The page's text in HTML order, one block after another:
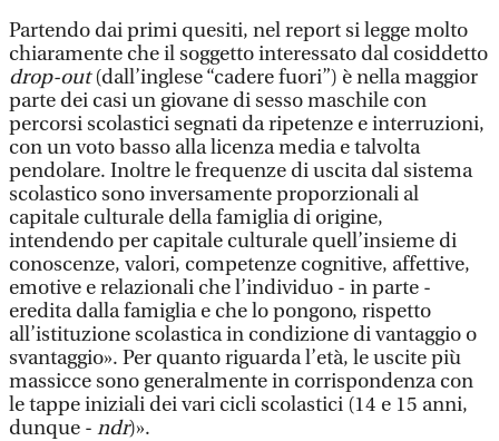
Partendo dai primi quesiti, nel report si legge molto
chiaramente che il soggetto interessato dal cosiddetto
drop-out(dall’inglese “cadere fuori”) è nella maggior
parte dei casi un giovane di sesso maschile con
percorsi scolastici segnati da ripetenze e interruzioni,
con un voto basso alla licenza media e talvolta
pendolare. Inoltre le frequenze di uscita dal sistema
scolastico sono inversamente proporzionali al
capitale culturale della famiglia di origine,
intendendo per capitale culturale quell’insieme di
conoscenze, valori, competenze cognitive, affettive,
emotive e relazionali che l’individuo - in parte -
eredita dalla famiglia e che lo pongono, rispetto
all’istituzione scolastica in condizione di vantaggio o
svantaggio». Per quanto riguarda l’età, le uscite più
massicce sono generalmente in corrispondenza con
le tappe iniziali dei vari cicli scolastici (14 e 15 anni,
dunque - ndr)».